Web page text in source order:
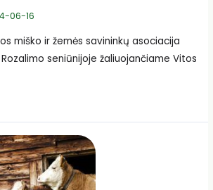
06-16
miško ir žemės savininkų asociacija
Rozalimo seniūnijoje žaliuojančiame Vitos